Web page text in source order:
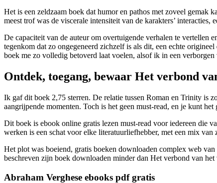
Het is een zeldzaam boek dat humor en pathos met zoveel gemak
meest trof was de viscerale intensiteit van de karakters’
De capaciteit van de auteur om overtuigende verhalen te vertellen
tegenkom dat zo ongegeneerd zichzelf is als dit, een echte
boek me zo volledig betoverd laat voelen, alsof ik in een
Ontdek, toegang, bewaar Het verbond
Ik gaf dit boek 2,75 sterren. De relatie tussen Roman en Trinity is
aangrijpende momenten. Toch is het geen must-read, en je kunt
Dit boek is ebook online gratis lezen must-read voor iedereen die
werken is een schat voor elke literatuurliefhebber, met een mix
Het plot was boeiend, gratis boeken downloaden complex web
beschreven zijn boek downloaden minder dan Het verbond van
Abraham Verghese ebooks pdf gratis